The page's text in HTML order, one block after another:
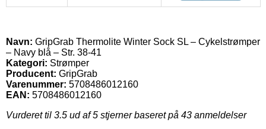
Navn: GripGrab Thermolite Winter Sock SL – Cykelstrømper
– Navy blå – Str. 38-41
Kategori: Strømper
Producent: GripGrab
Varenummer: 5708486012160
EAN: 5708486012160
Vurderet til 3.5 ud af 5 stjerner baseret på 43 anmeldelser